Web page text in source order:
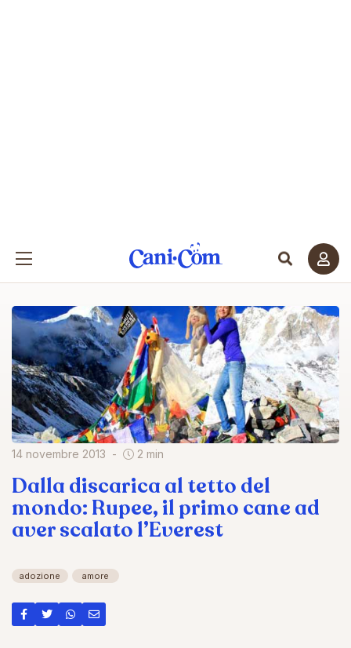
14 novembre 2013 2 min
Dalla discarica al tetto del
mondo: Rupee, il primo cane ad
aver scalato l’Everest
adozione amore